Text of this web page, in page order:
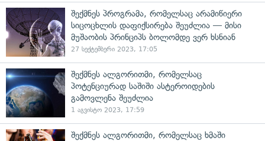
შექმნეს პროგრამა, რომელსაც არამიწიერი
სიცოცხლის დაფიქსირება შეუძლია — მისი
მუშაობის პრინციპს ბოლომდე ვერ ხსნიან
27 სექტემბერი 2023, 17:05
შექმნეს ალგორითმი, რომელსაც
პოტენციურად საშიში ასტეროიდების
გამოვლენა შეუძლია
1 აგვისტო 2023, 17:59
შექმნეს ალგორითმი, რომელსაც ხმაში